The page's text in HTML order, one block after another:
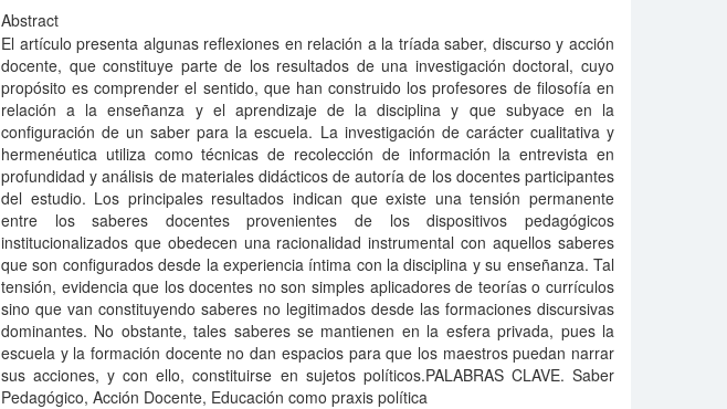
Abstract
El artículo presenta algunas reflexiones en relación a la tríada saber, discurso y acción
docente, que constituye parte de los resultados de una investigación doctoral, cuyo
propósito es comprender el sentido, que han construido los profesores de filosofía en
relación a la enseñanza y el aprendizaje de la disciplina y que subyace en la
configuración de un saber para la escuela. La investigación de carácter cualitativa y
hermenéutica utiliza como técnicas de recolección de información la entrevista en
profundidad y análisis de materiales didácticos de autoría de los docentes participantes
del estudio. Los principales resultados indican que existe una tensión permanente
entre los saberes docentes provenientes de los dispositivos pedagógicos
institucionalizados que obedecen una racionalidad instrumental con aquellos saberes
que son configurados desde la experiencia íntima con la disciplina y su enseñanza. Tal
tensión, evidencia que los docentes no son simples aplicadores de teorías o currículos
sino que van constituyendo saberes no legitimados desde las formaciones discursivas
dominantes. No obstante, tales saberes se mantienen en la esfera privada, pues la
escuela y la formación docente no dan espacios para que los maestros puedan narrar
sus acciones, y con ello, constituirse en sujetos políticos.PALABRAS CLAVE. Saber
Pedagógico, Acción Docente, Educación como praxis política